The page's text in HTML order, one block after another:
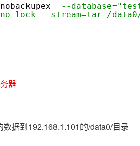
--
lock --stream=tar /data0/
器
据到192.168.1.101的/data0/目录